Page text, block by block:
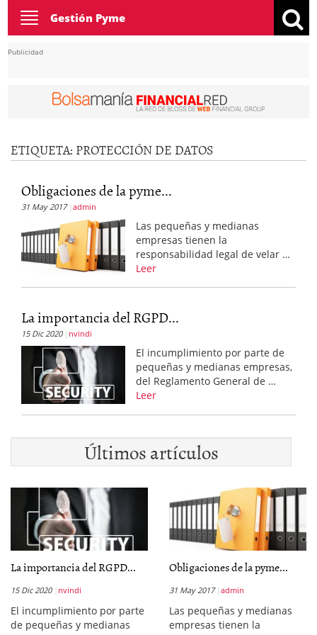
Toggle
navigation
Gestión Pyme
Publicidad
ETIQUETA: PROTECCIÓN DE DATOS
Obligaciones de la pyme...
31 May 2017 admin
Las pequeñas y medianas
empresas tienen la
responsabilidad legal de velar …
Leer
La importancia del RGPD...
15 Dic 2020 nvindi
El incumplimiento por parte de
pequeñas y medianas empresas,
del Reglamento General de …
Leer
Últimos artículos
La importancia del RGPD...
15 Dic 2020 nvindi
El incumplimiento por parte
de pequeñas y medianas
Obligaciones de la pyme...
31 May 2017 admin
Las pequeñas y medianas
empresas tienen la